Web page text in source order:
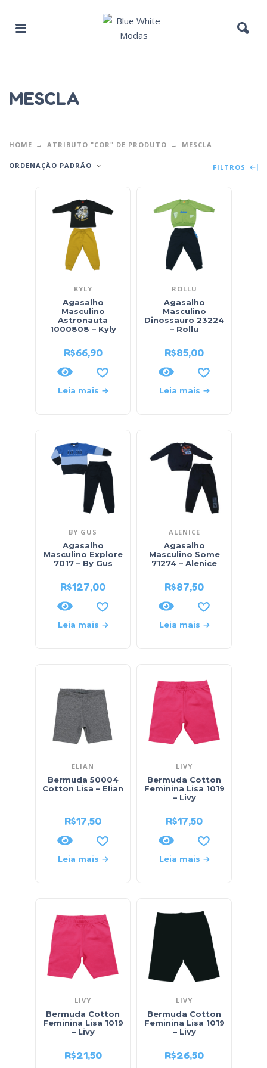
MESCLA
HOME ATRIBUTO "COR" DE PRODUTO MESCLA
ORDENAÇÃO PADRÃO FILTROS
KYLY
Agasalho
Masculino
Astronauta
1000808 – Kyly
R$66,90
Leia mais
ROLLU
Agasalho
Masculino
Dinossauro 23224
– Rollu
R$85,00
Leia mais
BY GUS
Agasalho
Masculino Explore
7017 – By Gus
R$127,00
Leia mais
ALENICE
Agasalho
Masculino Some
71274 – Alenice
R$87,50
Leia mais
ELIAN
Bermuda 50004
Cotton Lisa – Elian
R$17,50
Leia mais
LIVY
Bermuda Cotton
Feminina Lisa 1019
– Livy
R$17,50
Leia mais
LIVY
Bermuda Cotton
Feminina Lisa 1019
– Livy
R$21,50
LIVY
Bermuda Cotton
Feminina Lisa 1019
– Livy
R$26,50